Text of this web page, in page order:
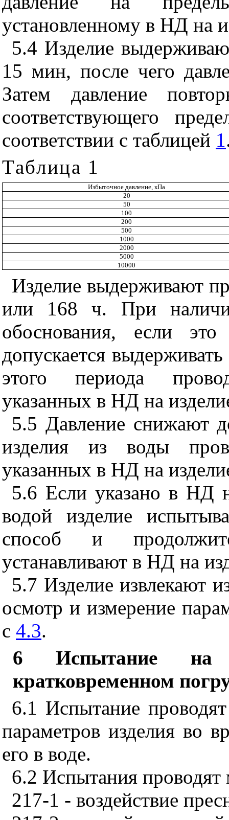
установленному в НД на
5.4 Изделие
15 мин, после чего
Затем давление
соответствующего
соответствии с таблицей 1
Таблица 1
Избыточное давление, кПа
20
50
100
200
500
1000
2000
5000
10000
Изделие выдерживают
или 168 ч. При
обоснования, если
допускается
этого периода
указанных в НД на
5.5 Давление снижают
изделия из воды
указанных в НД на
5.6 Если указано в НД
водой изделие
способ и
устанавливают в НД на
5.7 Изделие извлекают
осмотр и измерение
с 4.3.
6 Испытание на
кратковременном
6.1 Испытание
параметров изделия во
его в воде.
6.2 Испытания проводят
217-1 - воздействие